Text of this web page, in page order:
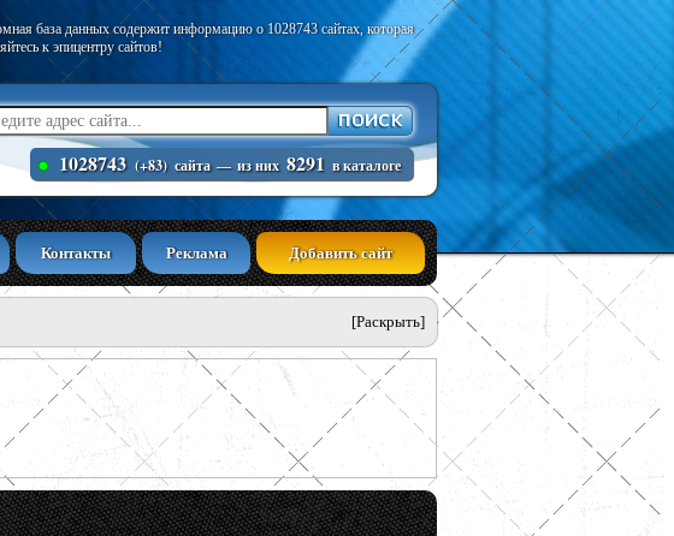
база данных содержит информацию о 1028743 сайтах, которая
к эпицентру сайтов!
1028743 (+83) сайта — из них 8291 в каталоге
Контакты Реклама Добавить сайт
[Раскрыть]